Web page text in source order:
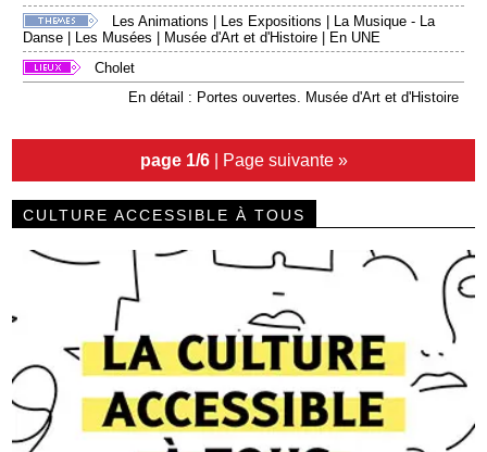
Les Animations Les Expositions
La Musique - La
Danse
Les Musées Musée d'Art et d'Histoire
En UNE
Cholet
En détail : Portes ouvertes. Musée d'Art et d'Histoire
page 1/6| Page suivante »
CULTURE ACCESSIBLE À TOUS